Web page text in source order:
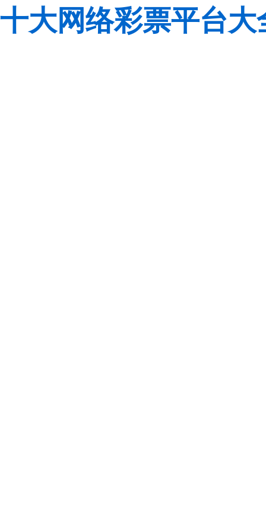
十大网络彩票平台大